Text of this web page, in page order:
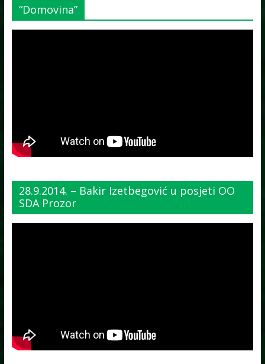
“Domovina”
28.9.2014. – Bakir Izetbegović u posjeti OO
SDA Prozor